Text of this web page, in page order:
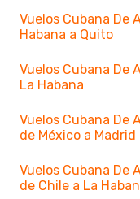
Vuelos Cubana De
Habana a Quito
Vuelos Cubana De
La Habana
Vuelos Cubana De
de México a Madrid
Vuelos Cubana De
de Chile a La